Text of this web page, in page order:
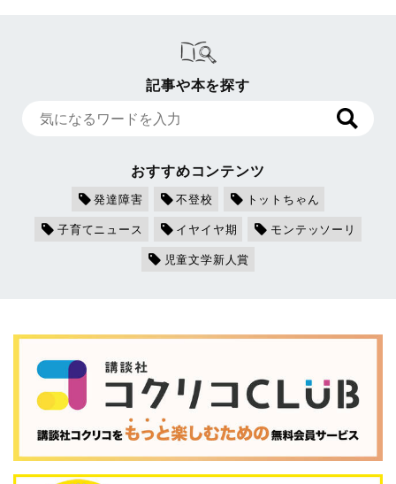
記事や本を探す
おすすめコンテンツ
発達障害 不登校
トットちゃん
子育てニュース
イヤイヤ期
モンテッソーリ
児童文学新人賞